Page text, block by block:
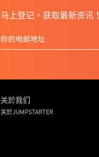
马上登记，获取最新资讯！
关於我们
关於JUMPSTARTER